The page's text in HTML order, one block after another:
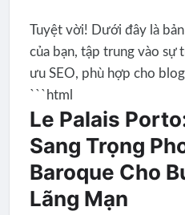
Tuyệt vời! Dưới đây là
của bạn, tập trung vào sự
ưu SEO, phù hợp cho
```html
Le Palais
Sang Trọng
Baroque Cho
Lãng Mạn